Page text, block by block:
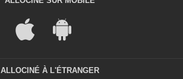
ALLOCINÉ À L'ÉTRANGER